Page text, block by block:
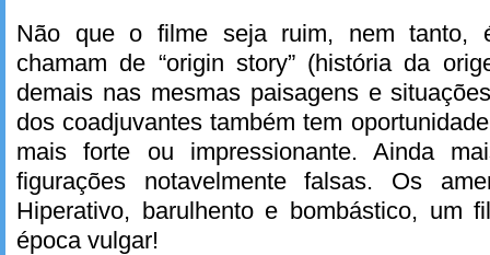
Não que o filme seja ruim, nem tanto,
chamam de “origin story” (história da
demais nas mesmas paisagens e
dos coadjuvantes também tem
mais forte ou impressionante. Ainda
figurações notavelmente falsas. Os
Hiperativo, barulhento e bombástico, um
época vulgar!